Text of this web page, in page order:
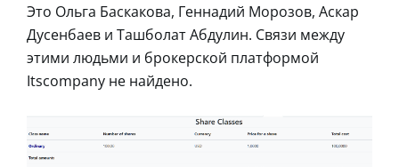
Это Ольга Баскакова, Геннадий Морозов, Аскар
Дусенбаев и Ташболат Абдулин. Связи между
этими людьми и брокерской платформой
Itscompany не найдено.